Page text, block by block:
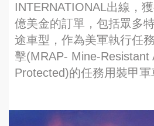
INTERNATIONAL出線，
億美金的訂單，包括眾多
途車型，作為美軍執行任
擊(MRAP- Mine-Resistant
Protected)的任務用裝甲軍